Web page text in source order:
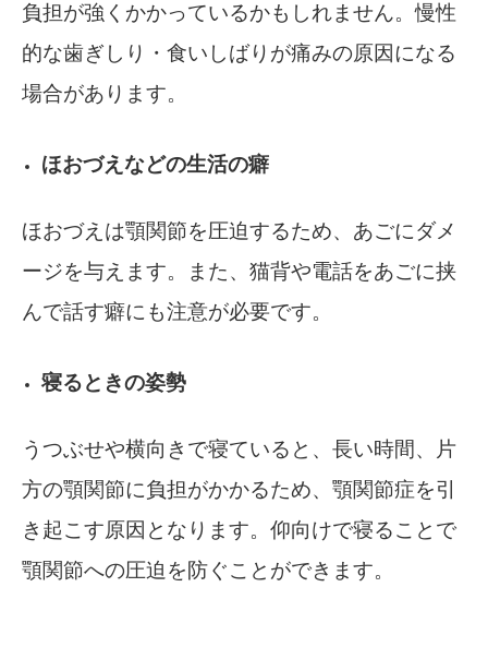
負担が強くかかっているかもしれません。慢性
的な歯ぎしり・食いしばりが痛みの原因になる
場合があります。
ほおづえなどの生活の癖
ほおづえは顎関節を圧迫するため、あごにダメ
ージを与えます。また、猫背や電話をあごに挟
んで話す癖にも注意が必要です。
寝るときの姿勢
うつぶせや横向きで寝ていると、長い時間、片
方の顎関節に負担がかかるため、顎関節症を引
き起こす原因となります。仰向けで寝ることで
顎関節への圧迫を防ぐことができます。